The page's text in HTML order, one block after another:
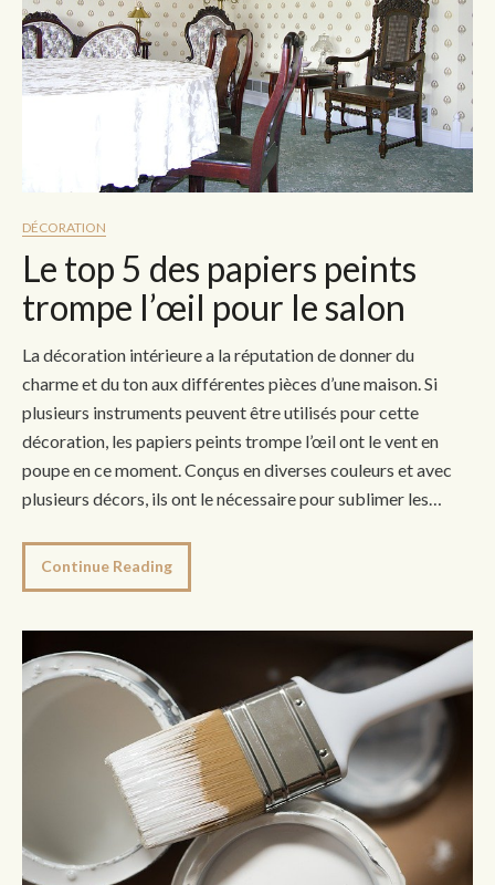
DÉCORATION
Le top 5 des papiers peints
trompe l’œil pour le salon
La décoration intérieure a la réputation de donner du
charme et du ton aux différentes pièces d’une maison. Si
plusieurs instruments peuvent être utilisés pour cette
décoration, les papiers peints trompe l’œil ont le vent en
poupe en ce moment. Conçus en diverses couleurs et avec
plusieurs décors, ils ont le nécessaire pour sublimer les…
Continue Reading